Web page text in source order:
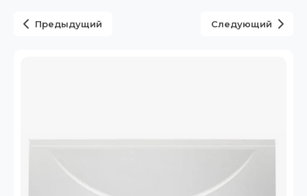
Предыдущий Следующий